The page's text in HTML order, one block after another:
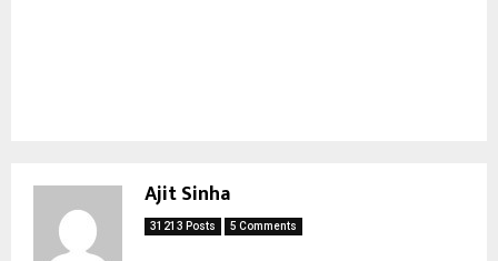
Ajit Sinha
31213 Posts 5 Comments